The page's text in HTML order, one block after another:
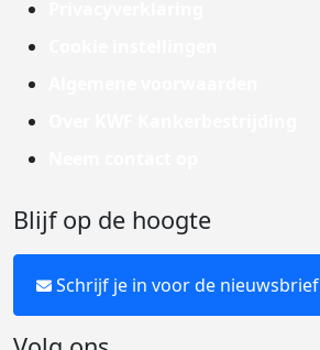
Blijf op de hoogte
Schrijf je in voor de nieuwsbrief